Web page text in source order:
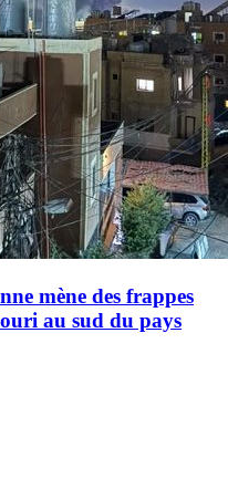
mène des frappes
au sud du pays